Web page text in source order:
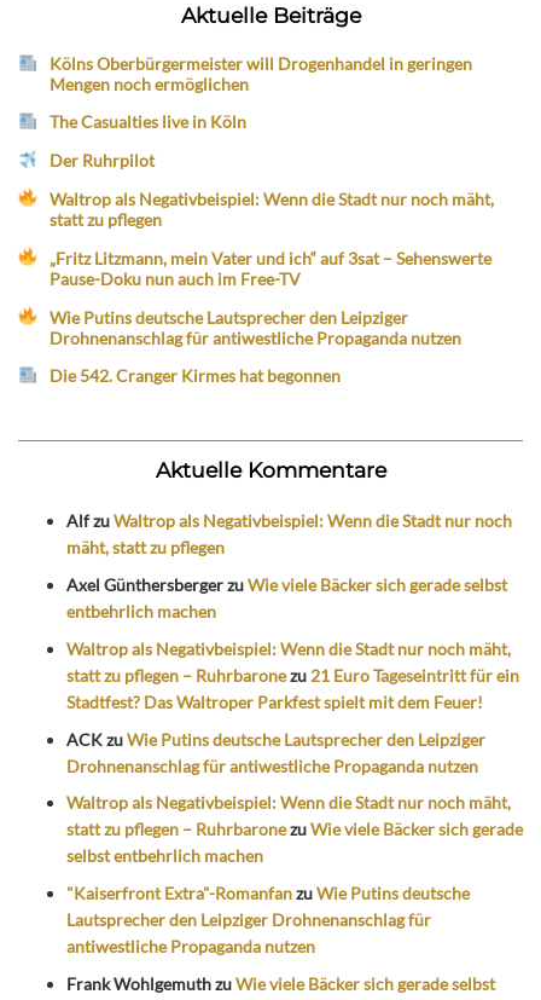
Aktuelle Beiträge
Kölns Oberbürgermeister will Drogenhandel in geringen
Mengen noch ermöglichen
The Casualties live in Köln
Der Ruhrpilot
Waltrop als Negativbeispiel: Wenn die Stadt nur noch mäht,
statt zu pflegen
„Fritz Litzmann, mein Vater und ich“ auf 3sat – Sehenswerte
Pause-Doku nun auch im Free-TV
Wie Putins deutsche Lautsprecher den Leipziger
Drohnenanschlag für antiwestliche Propaganda nutzen
Die 542. Cranger Kirmes hat begonnen
Aktuelle Kommentare
AlfzuWaltrop als Negativbeispiel: Wenn die Stadt nur noch
mäht, statt zu pflegen
Axel GünthersbergerzuWie viele Bäcker sich gerade selbst
entbehrlich machen
Waltrop als Negativbeispiel: Wenn die Stadt nur noch mäht,
statt zu pflegen – Ruhrbaronezu 21 Euro Tageseintritt für ein
Stadtfest? Das Waltroper Parkfest spielt mit dem Feuer!
ACKzuWie Putins deutsche Lautsprecher den Leipziger
Drohnenanschlag für antiwestliche Propaganda nutzen
Waltrop als Negativbeispiel: Wenn die Stadt nur noch mäht,
statt zu pflegen – RuhrbaronezuWie viele Bäcker sich gerade
selbst entbehrlich machen
"Kaiserfront Extra"-RomanfanzuWie Putins deutsche
Lautsprecher den Leipziger Drohnenanschlag für
antiwestliche Propaganda nutzen
Frank WohlgemuthzuWie viele Bäcker sich gerade selbst